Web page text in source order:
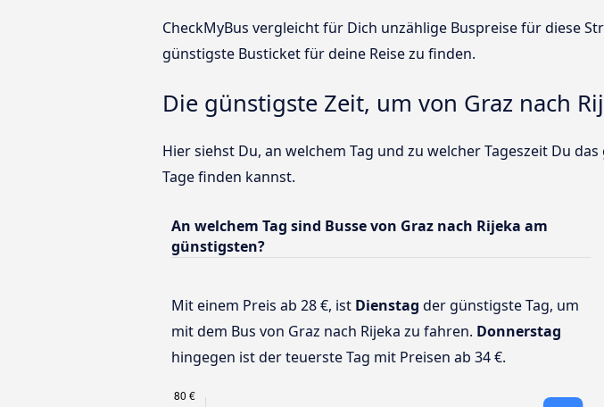
CheckMyBus vergleicht für Dich unzählige Buspreise für diese
günstigste Busticket für deine Reise zu finden.
Die günstigste Zeit, um von Graz nach
Hier siehst Du, an welchem Tag und zu welcher Tageszeit Du
Tage finden kannst.
An welchem Tag sind Busse von Graz nach Rijeka am
günstigsten?
Mit einem Preis ab 28 €, ist Dienstag der günstigste Tag, um
mit dem Bus von Graz nach Rijeka zu fahren. Donnerstag
hingegen ist der teuerste Tag mit Preisen ab 34 €.